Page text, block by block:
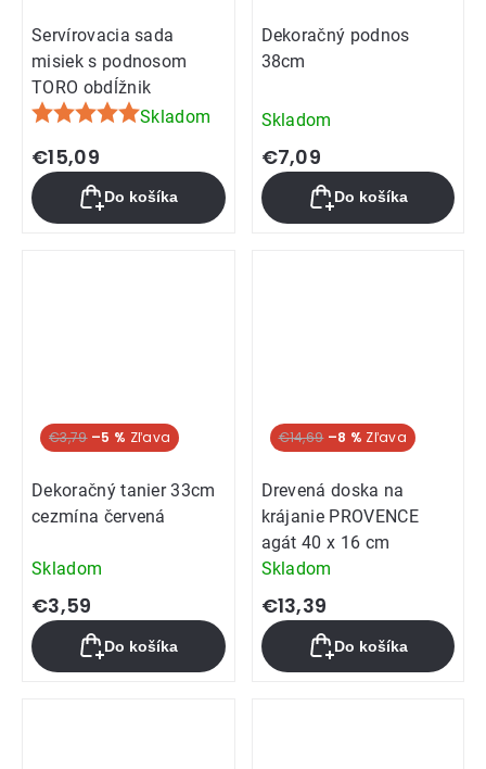
Servírovacia sada
misiek s podnosom
TORO obdĺžnik
Priemerné
hodnotenie
produktu
je
5,0
Skladom
€15,09
Do košíka
Dekoračný podnos
38cm
Skladom
€7,09
Do košíka
€3,79 –5 %
Dekoračný tanier 33cm
cezmína červená
Skladom
€3,59
Do košíka
€14,69 –8 %
Drevená doska na
krájanie PROVENCE
agát 40 x 16 cm
Skladom
€13,39
Do košíka